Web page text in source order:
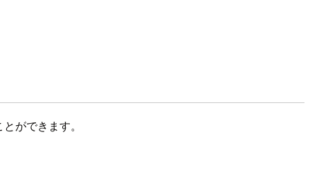
ができます。